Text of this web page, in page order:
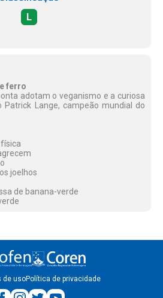
L
ferro
adotam o veganismo e a curiosa
Patrick Lange, campeão mundial do
joelhos
de banana-verde
de usoPolítica de privacidade